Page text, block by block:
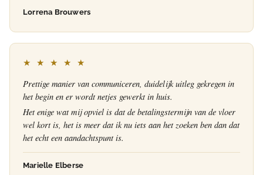
Lorrena Brouwers
★ ★ ★ ★ ★
Prettige manier van communiceren, duidelijk uitleg gekregen in
het begin en er wordt netjes gewerkt in huis.
Het enige wat mij opviel is dat de betalingstermijn van de vloer
wel kort is, het is meer dat ik nu iets aan het zoeken ben dan dat
het echt een aandachtspunt is.
Marielle Elberse